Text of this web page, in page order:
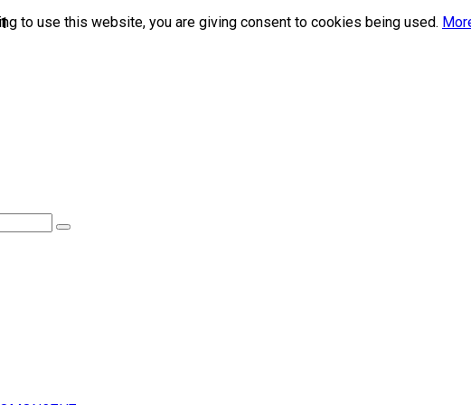
to use this website, you are giving consent to cookies being used.